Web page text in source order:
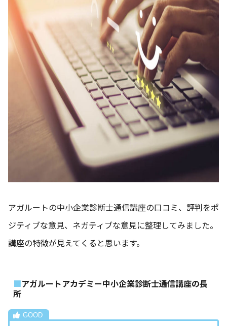
アガルートの中小企業診断士通信講座の口コミ、評判をポ
ジティブな意見、ネガティブな意見に整理してみました。
講座の特徴が見えてくると思います。
アガルートアカデミー中小企業診断士通信講座の長
所